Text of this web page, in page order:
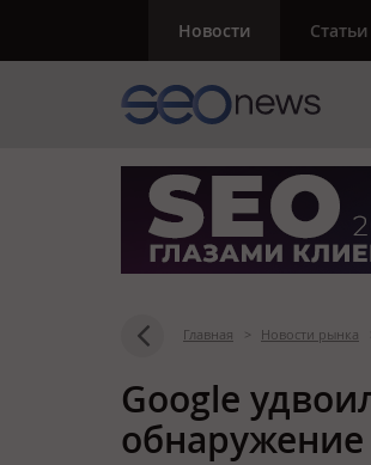
Новости Статьи
Главная > Новости рынка
Google
обнаружение